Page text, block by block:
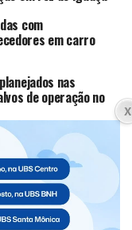
com
em carro
nas
de operação no
de cárcere
contra crianças e
Terezinha de Itaipu